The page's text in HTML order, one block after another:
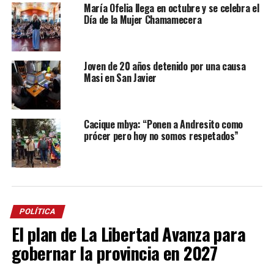
María Ofelia llega en octubre y se celebra el
Día de la Mujer Chamamecera
Joven de 20 años detenido por una causa
Masi en San Javier
Cacique mbya: “Ponen a Andresito como
prócer pero hoy no somos respetados”
POLÍTICA
El plan de La Libertad Avanza para
gobernar la provincia en 2027